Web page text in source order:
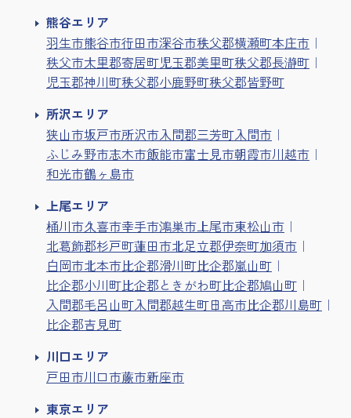
熊谷エリア
羽生市熊谷市行田市深谷市秩父郡横瀬町本庄市
秩父市大里郡寄居町児玉郡美里町秩父郡長瀞町
児玉郡神川町秩父郡小鹿野町秩父郡皆野町
所沢エリア
狭山市坂戸市所沢市入間郡三芳町入間市
ふじみ野市志木市飯能市富士見市朝霞市川越市
和光市鶴ヶ島市
上尾エリア
桶川市久喜市幸手市鴻巣市 上尾市東松山市
北葛飾郡杉戸町蓮田市北足立郡伊奈町加須市
白岡市北本市比企郡滑川町比企郡嵐山町
比企郡小川町比企郡ときがわ町比企郡鳩山町
入間郡毛呂山町入間郡越生町日高市比企郡川島町
比企郡吉見町
川口エリア
戸田市川口市蕨市新座市
東京エリア